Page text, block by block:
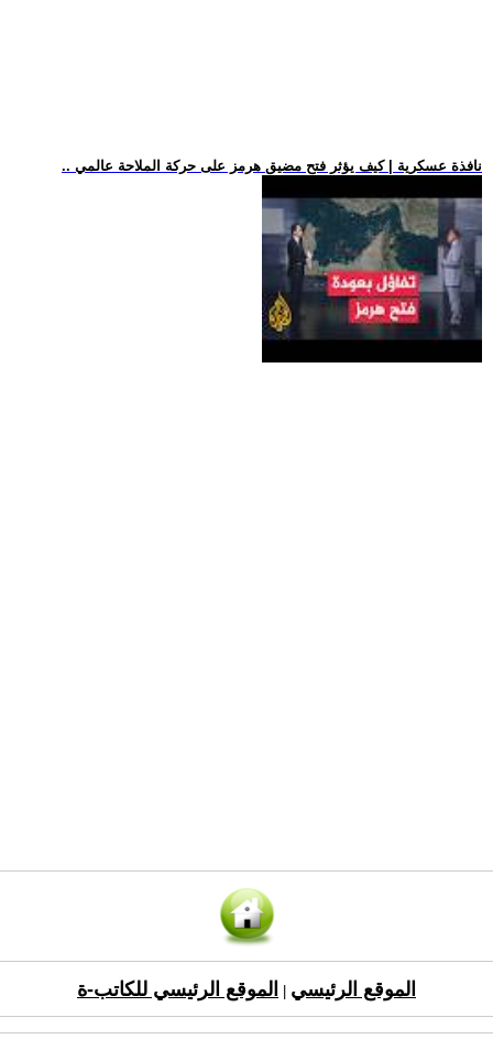
.. نافذة عسكرية | كيف يؤثر فتح مضيق هرمز على حركة الملاحة عالمي
الموقع الرئيسي الموقع الرئيسي للكاتب-ة